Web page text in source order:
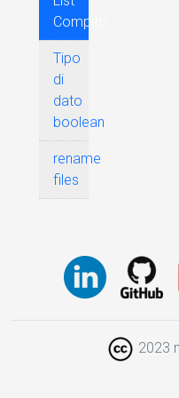
Compito
Tipo
di
dato
boolean
rename
files
2023